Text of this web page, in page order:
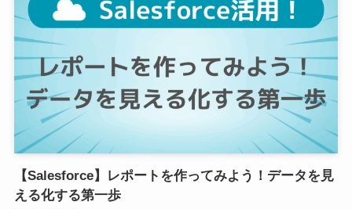
【Salesforce】レポートを作ってみよう！データを見
える化する第一歩